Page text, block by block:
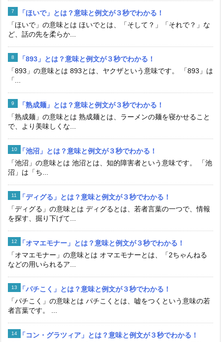
「ほいで」とは？意味と例文が３秒でわかる！
「ほいで」の意味とは ほいでとは、「そして？」「それで？」な
ど、話の先を柔らか...
「893」とは？意味と例文が３秒でわかる！
「893」の意味とは 893とは、ヤクザという意味です。 「893」は
「...
「熟成麺」とは？意味と例文が３秒でわかる！
「熟成麺」の意味とは 熟成麺とは、ラーメンの麺を寝かせること
で、より美味しくな...
「池沼」とは？意味と例文が３秒でわかる！
「池沼」の意味とは 池沼とは、知的障害者という意味です。 「池
沼」は「ち...
「ディグる」とは？意味と例文が３秒でわかる！
「ディグる」の意味とは ディグるとは、若者言葉の一つで、情報
を探す、掘り下げて...
「オマエモナー」とは？意味と例文が３秒でわかる！
「オマエモナー」の意味とは オマエモナーとは、「2ちゃんねる
などの用いられるア...
「パチこく」とは？意味と例文が３秒でわかる！
「パチこく」の意味とは パチこくとは、嘘をつくという意味の若
者言葉です。 ...
「コン・グラツィア」とは？意味と例文が３秒でわかる！